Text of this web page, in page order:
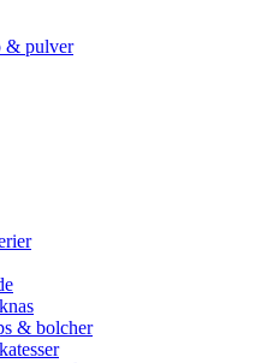
& pulver
& bolcher